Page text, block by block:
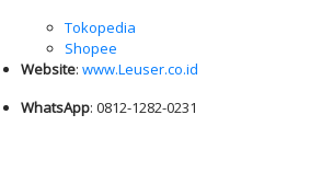
Tokopedia
Shopee
Website: www.Leuser.co.id
WhatsApp: 0812-1282-0231